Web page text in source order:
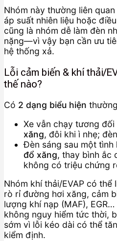
Nhóm này thường liên
áp suất nhiên liệu hoặc
cũng là nhóm dễ làm đèn
nặng—vì vậy bạn cần ưu
hệ thống xả.
Lỗi cảm biến & khí thải/
thế nào?
Có 2 dạng biểu hiện
Xe vẫn chạy tương
xăng, đôi khi ì nhẹ;
Đèn sáng sau một
đổ xăng, thay bình ắc
không có triệu chứng
Nhóm khí thải/EVAP có thể
rò rỉ đường hơi xăng, cảm
lượng khí nạp (MAF),
không nguy hiểm tức thời,
sớm vì lỗi kéo dài có thể
kiểm định.